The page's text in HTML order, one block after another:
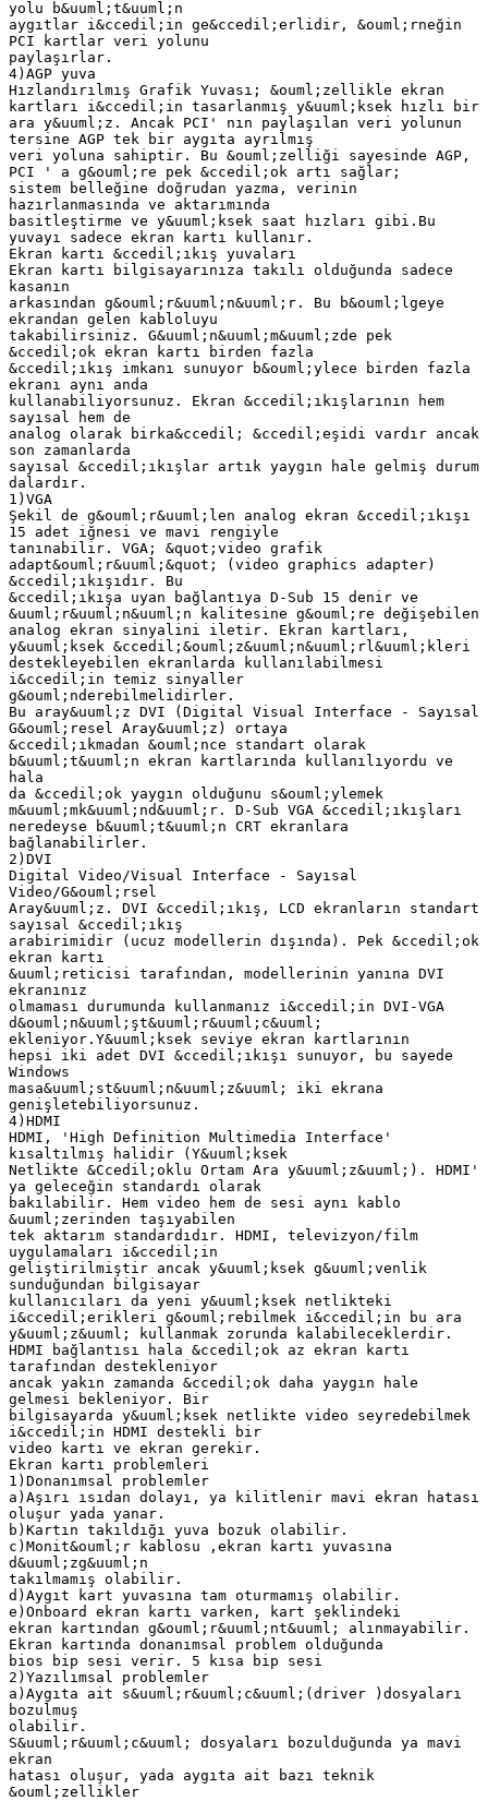
yolu b&uuml;t&uuml;n
aygıtlar i&ccedil;in ge&ccedil;erlidir, &ouml;rneğin
PCI kartlar veri yolunu
paylaşırlar.
4)AGP yuva
Hızlandırılmış Grafik Yuvası; &ouml;zellikle ekran
kartları i&ccedil;in tasarlanmış y&uuml;ksek hızlı bir
ara y&uuml;z. Ancak PCI' nın paylaşılan veri yolunun
tersine AGP tek bir aygıta ayrılmış
veri yoluna sahiptir. Bu &ouml;zelliği sayesinde AGP,
PCI ' a g&ouml;re pek &ccedil;ok artı sağlar;
sistem belleğine doğrudan yazma, verinin
hazırlanmasında ve aktarımında
basitleştirme ve y&uuml;ksek saat hızları gibi.Bu
yuvayı sadece ekran kartı kullanır.
Ekran kartı &ccedil;ıkış yuvaları
Ekran kartı bilgisayarınıza takılı olduğunda sadece
kasanın
arkasından g&ouml;r&uuml;n&uuml;r. Bu b&ouml;lgeye
ekrandan gelen kabloluyu
takabilirsiniz. G&uuml;n&uuml;m&uuml;zde pek
&ccedil;ok ekran kartı birden fazla
&ccedil;ıkış imkanı sunuyor b&ouml;ylece birden fazla
ekranı aynı anda
kullanabiliyorsunuz. Ekran &ccedil;ıkışlarının hem
sayısal hem de
analog olarak birka&ccedil; &ccedil;eşidi vardır ancak
son zamanlarda
sayısal &ccedil;ıkışlar artık yaygın hale gelmiş durum
dalardır.
1)VGA
Şekil de g&ouml;r&uuml;len analog ekran &ccedil;ıkışı
15 adet iğnesi ve mavi rengiyle
tanınabilir. VGA; &quot;video grafik
adapt&ouml;r&uuml;&quot; (video graphics adapter)
&ccedil;ıkışıdır. Bu
&ccedil;ıkışa uyan bağlantıya D-Sub 15 denir ve
&uuml;r&uuml;n&uuml;n kalitesine g&ouml;re değişebilen
analog ekran sinyalini iletir. Ekran kartları,
y&uuml;ksek &ccedil;&ouml;z&uuml;n&uuml;rl&uuml;kleri
destekleyebilen ekranlarda kullanılabilmesi
i&ccedil;in temiz sinyaller
g&ouml;nderebilmelidirler.
Bu aray&uuml;z DVI (Digital Visual Interface - Sayısal
G&ouml;resel Aray&uuml;z) ortaya
&ccedil;ıkmadan &ouml;nce standart olarak
b&uuml;t&uuml;n ekran kartlarında kullanılıyordu ve
hala
da &ccedil;ok yaygın olduğunu s&ouml;ylemek
m&uuml;mk&uuml;nd&uuml;r. D-Sub VGA &ccedil;ıkışları
neredeyse b&uuml;t&uuml;n CRT ekranlara
bağlanabilirler.
2)DVI
Digital Video/Visual Interface - Sayısal
Video/G&ouml;rsel
Aray&uuml;z. DVI &ccedil;ıkış, LCD ekranların standart
sayısal &ccedil;ıkış
arabirimidir (ucuz modellerin dışında). Pek &ccedil;ok
ekran kartı
&uuml;reticisi tarafından, modellerinin yanına DVI
ekranınız
olmaması durumunda kullanmanız i&ccedil;in DVI-VGA
d&ouml;n&uuml;şt&uuml;r&uuml;c&uuml;
ekleniyor.Y&uuml;ksek seviye ekran kartlarının
hepsi iki adet DVI &ccedil;ıkışı sunuyor, bu sayede
Windows
masa&uuml;st&uuml;n&uuml;z&uuml; iki ekrana
genişletebiliyorsunuz.
4)HDMI
HDMI, 'High Definition Multimedia Interface'
kısaltılmış halidir (Y&uuml;ksek
Netlikte &Ccedil;oklu Ortam Ara y&uuml;z&uuml;). HDMI'
ya geleceğin standardı olarak
bakılabilir. Hem video hem de sesi aynı kablo
&uuml;zerinden taşıyabilen
tek aktarım standardıdır. HDMI, televizyon/film
uygulamaları i&ccedil;in
geliştirilmiştir ancak y&uuml;ksek g&uuml;venlik
sunduğundan bilgisayar
kullanıcıları da yeni y&uuml;ksek netlikteki
i&ccedil;erikleri g&ouml;rebilmek i&ccedil;in bu ara
y&uuml;z&uuml; kullanmak zorunda kalabileceklerdir.
HDMI bağlantısı hala &ccedil;ok az ekran kartı
tarafından destekleniyor
ancak yakın zamanda &ccedil;ok daha yaygın hale
gelmesi bekleniyor. Bir
bilgisayarda y&uuml;ksek netlikte video seyredebilmek
i&ccedil;in HDMI destekli bir
video kartı ve ekran gerekir.
Ekran kartı problemleri
1)Donanımsal problemler
a)Aşırı ısıdan dolayı, ya kilitlenir mavi ekran hatası
oluşur yada yanar.
b)Kartın takıldığı yuva bozuk olabilir.
c)Monit&ouml;r kablosu ,ekran kartı yuvasına
d&uuml;zg&uuml;n
takılmamış olabilir.
d)Aygıt kart yuvasına tam oturmamış olabilir.
e)Onboard ekran kartı varken, kart şeklindeki
ekran kartından g&ouml;r&uuml;nt&uuml; alınmayabilir.
Ekran kartında donanımsal problem olduğunda
bios bip sesi verir. 5 kısa bip sesi
2)Yazılımsal problemler
a)Aygıta ait s&uuml;r&uuml;c&uuml;(driver )dosyaları
bozulmuş
olabilir.
S&uuml;r&uuml;c&uuml; dosyaları bozulduğunda ya mavi
ekran
hatası oluşur, yada aygıta ait bazı teknik
&ouml;zellikler